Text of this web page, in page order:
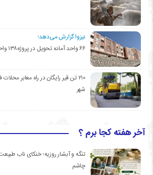
نیزوا گزارش می‌دهد؛
۶۶ واحد آماده تحویل در پروژه۱۳۸ واحدی مهدیشهر
۲۱۰ تن قیر رایگان در راه معابر
شهر
آخر هفته کجا برم ؟
تنگه و آبشار روزیه؛ خنکای ناب
چاشم